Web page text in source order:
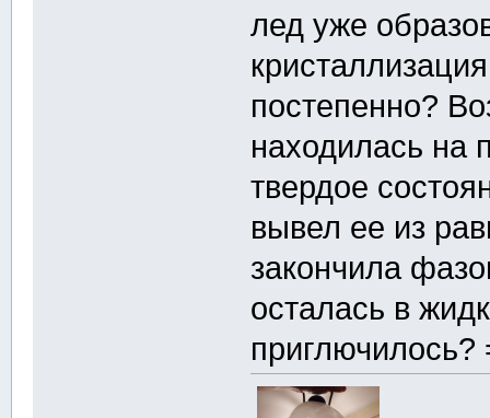
лед уже
постепенно?
находилась на
твердое
вывел ее из
закончила
осталась в
приглючилось?